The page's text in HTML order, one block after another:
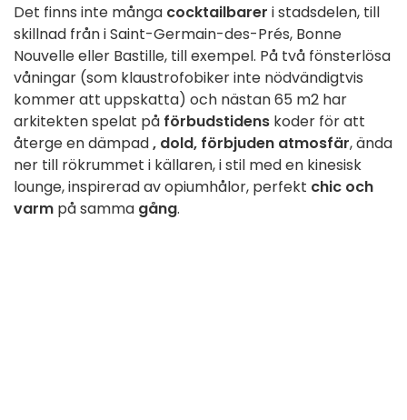
Det finns inte många cocktailbarer i stadsdelen, till
skillnad från i Saint-Germain-des-Prés, Bonne
Nouvelle eller Bastille, till exempel. På två fönsterlösa
våningar (som klaustrofobiker inte nödvändigtvis
kommer att uppskatta) och nästan 65 m2 har
arkitekten spelat på förbudstidens koder för att
återge en dämpad, dold, förbjuden atmosfär, ända
ner till rökrummet i källaren, i stil med en kinesisk
lounge, inspirerad av opiumhålor, perfekt chic och
varm på samma gång.